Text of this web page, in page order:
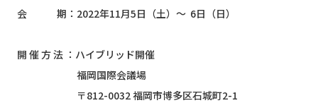
会 期：2022年11月5日（土）～ 6日（日）
開 催 方 法 ：ハイブリッド開催
福岡国際会議場
〒812-0032 福岡市博多区石城町2-1